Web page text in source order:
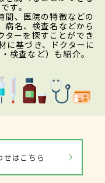
す。
間、医院の特徴などの
病名、検査名などから
ターを探すことができ
に基づき、ドクターに
検査など）も紹介。
はこちら